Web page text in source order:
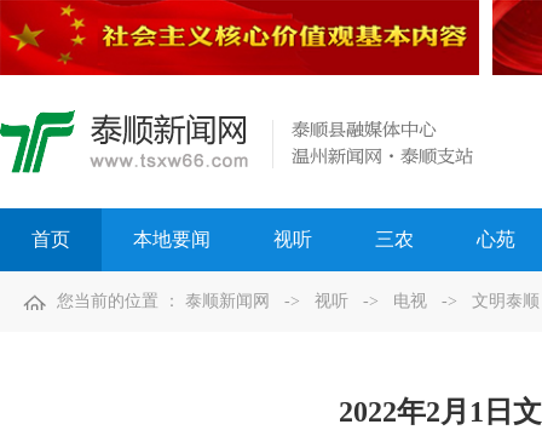
首页 本地要闻 视听 三农 心苑
您当前的位置 ： 泰顺新闻网 -> 视听 -> 电视 -> 文明泰顺
2022年2月1日